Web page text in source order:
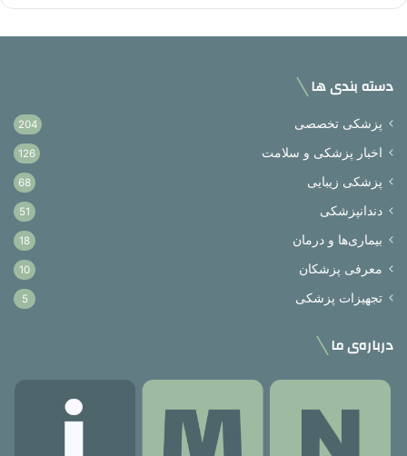
دسته بندی ها
پزشکی تخصصی 204
اخبار پزشکی و سلامت 126
پزشکی زیبایی 68
دندانپزشکی 51
بیماری‌ها و درمان 18
معرفی پزشکان 10
تجهیزات پزشکی 5
درباره‌ی ما